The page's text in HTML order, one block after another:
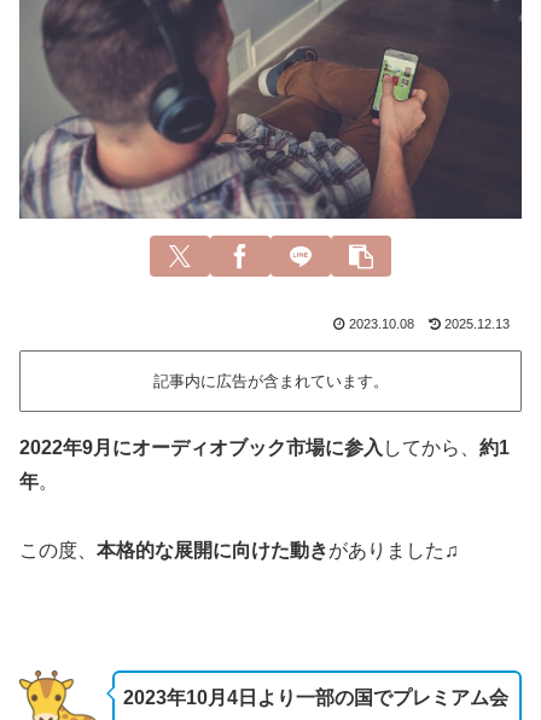
2023.10.08 2025.12.13
記事内に広告が含まれています。
2022年9月にオーディオブック市場に参入 してから、 約1
年。
この度、 本格的な展開に向けた動きがありました♫
2023年10月4日より一部の国でプレミアム会